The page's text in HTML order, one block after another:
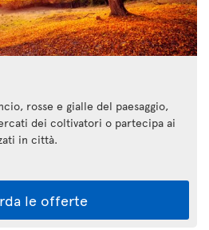
rosse e gialle del paesaggio,
dei coltivatori o partecipa ai
in città.
le offerte